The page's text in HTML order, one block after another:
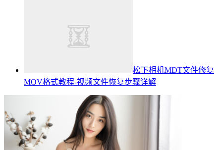
松下相机MDT文件修复
MOV格式教程-视频文件恢复步骤详解